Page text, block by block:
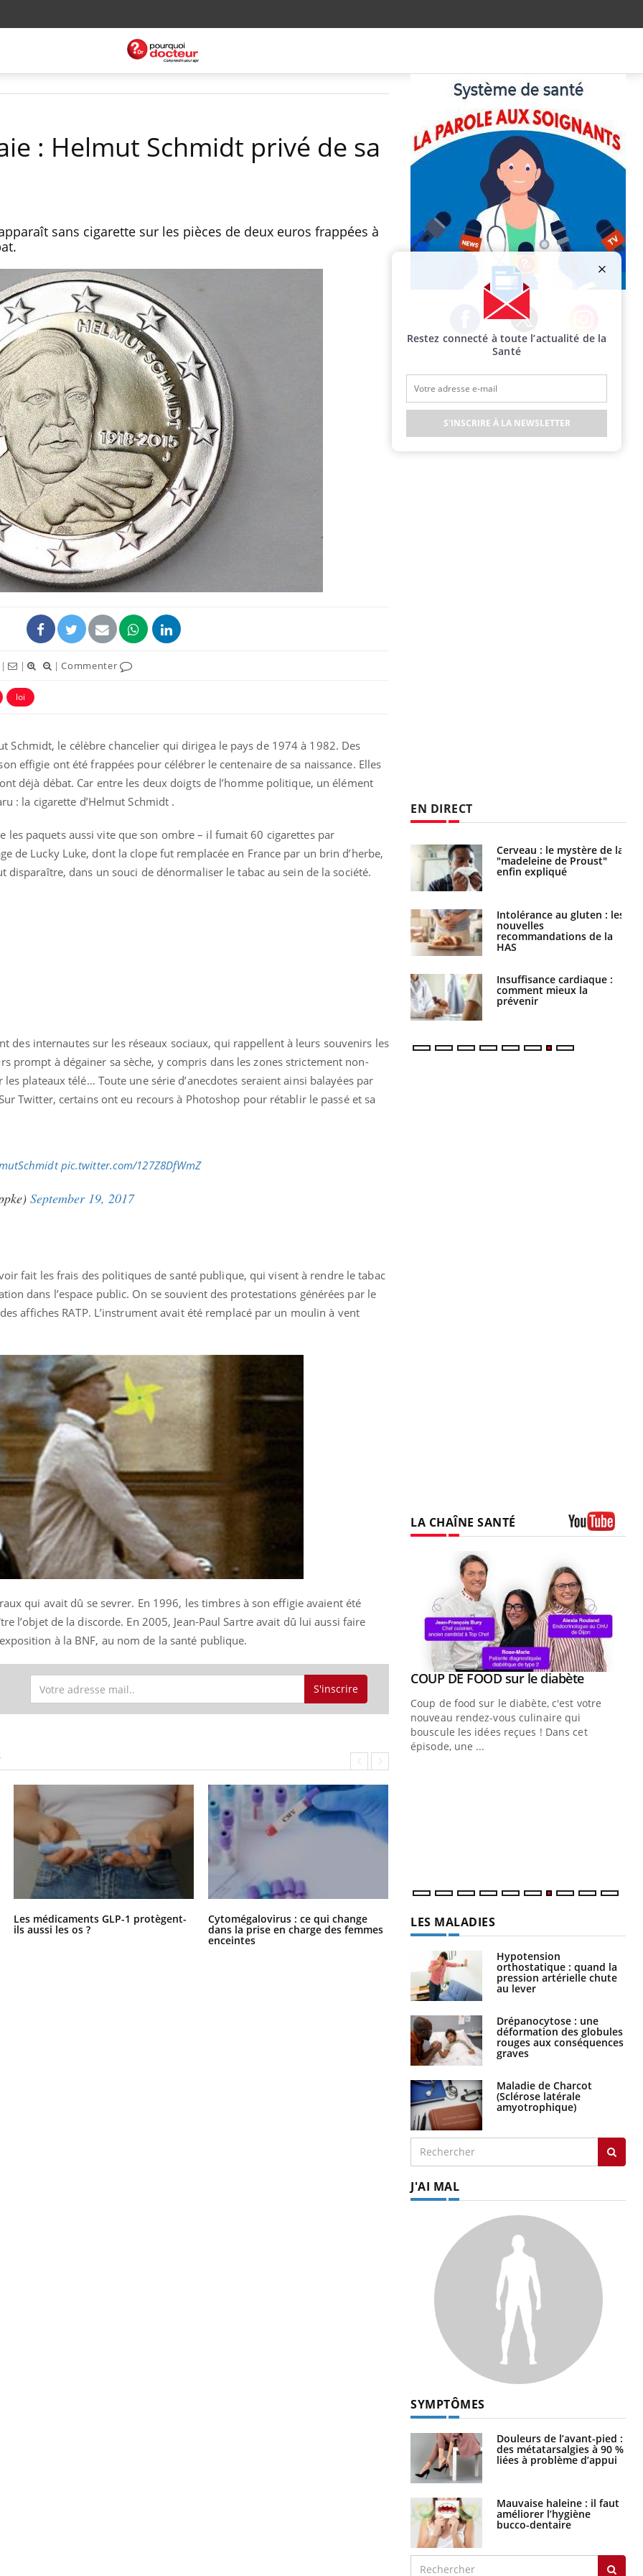
: Helmut Schmidt privé de sa
sans cigarette sur les pièces de deux euros frappées à
| | |Commenter
loi
Schmidt, le célèbre chancelier qui dirigea le pays de 1974 à 1982. Des
effigie ont été frappées pour célébrer le centenaire de sa naissance. Elles
déjà débat. Car entre les deux doigts de l’homme politique, un élément
: la cigarette d’Helmut Schmidt .
les paquets aussi vite que son ombre – il fumait 60 cigarettes par
de Lucky Luke, dont la clope fut remplacée en France par un brin d’herbe,
dans un souci de dénormaliser le tabac au sein de la société.
des internautes sur les réseaux sociaux, qui rappellent à leurs souvenirs les
prompt à dégainer sa sèche, y compris dans les zones strictement non-
plateaux télé… Toute une série d’anecdotes seraient ainsi balayées par
Twitter, certains ont eu recours à Photoshop pour rétablir le passé et sa
pic.twitter.com/127Z8DfWmZ
September 19, 2017
fait les frais des politiques de santé publique, qui visent à rendre le tabac
dans l’espace public. On se souvient des protestations générées par le
affiches RATP. L’instrument avait été remplacé par un moulin à vent
qui avait dû se sevrer. En 1996, les timbres à son effigie avaient été
l’objet de la discorde. En 2005, Jean-Paul Sartre avait dû lui aussi faire
à la BNF, au nom de la santé publique.
S'inscrire
Les médicaments GLP-1 protègent-
ils aussi les os ?
Cytomégalovirus : ce qui change
dans la prise en charge des femmes
enceintes
La sieste empêche-t-elle de dormir
la nuit ?
Facebook Twitter Instagram
EN DIRECT
Mordue par un
barracuda, une petite fille
secourue grâce à un
Comment gérer le
sommeil des enfants en
vacances ?
Cerveau : le mystère de la
"madeleine de Proust"
enfin expliqué
Intolérance au gluten : les
nouvelles
recommandations de la
HAS
Insuffisance cardiaque :
comment mieux la
prévenir
LA CHAÎNE SANTÉ
& Ramadan 2026Youtube
approche, et, pour de
personnes atteintes de
Youtube
Un « jumeau numérique » pour
faciliter l’accès à la médecine
préventiveYoutube
santé : l'utilisation d'un « jumeau
numérique » permet ...
Youtube
COUP DE FOOD sur le diabèteYoutube
Coup de food sur le diabète, c'est votre
nouveau rendez-vous culinaire qui
bouscule les idées reçues ! Dans cet
épisode, une ...
LES MALADIES
Hypotension
orthostatique : quand la
pression artérielle chute
au lever
Drépanocytose : une
déformation des globules
rouges aux conséquences
graves
Maladie de Charcot
(Sclérose latérale
amyotrophique)
J'AI MAL
SYMPTÔMES
Douleurs de l’avant-pied :
des métatarsalgies à 90 %
liées à problème d’appui
Mauvaise haleine : il faut
améliorer l’hygiène
bucco-dentaire
Restez connecté à toute l’actualité de la
Santé
S'INSCRIRE À LA NEWSLETTER